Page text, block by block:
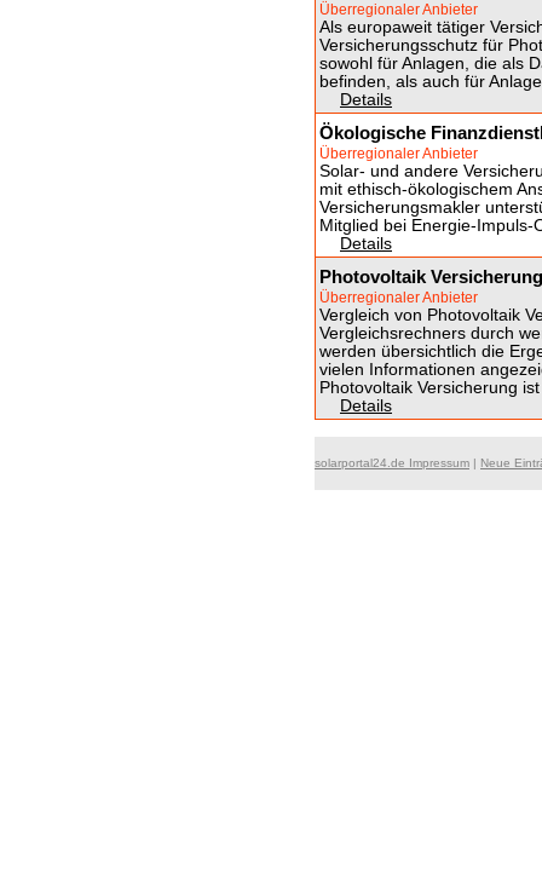
Überregionaler Anbieter
Als europaweit tätiger
Versicherungsschutz für
sowohl für Anlagen, die als
befinden, als auch für
Details
Ökologische
Überregionaler Anbieter
Solar- und andere
mit ethisch-ökologischem
Versicherungsmakler
Mitglied bei Energie-Impuls-
Details
Photovoltaik
Überregionaler Anbieter
Vergleich von Photovoltaik
Vergleichsrechners durch
werden übersichtlich die
vielen Informationen
Photovoltaik Versicherung
Details
solarportal24.de Impressum | Neue